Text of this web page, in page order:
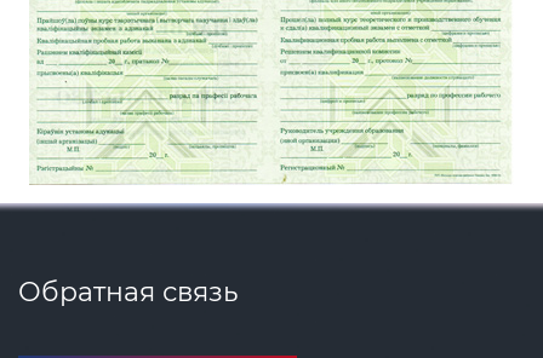
Обратная связь